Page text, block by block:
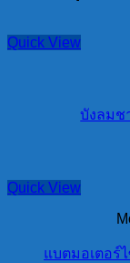
ชาลี
quantity
Quick View
บังลมช
Quick View
แบตมอเตอร์